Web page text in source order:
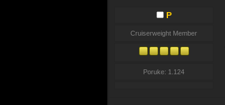
P
Cruiserweight Member
Poruke: 1.124